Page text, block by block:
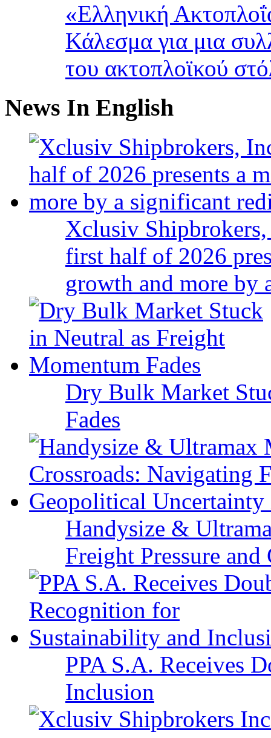
«Ελληνική
Κάλεσμα για μια
του ακτοπλοϊκού
News In English
Xclusiv
first half of 2026
growth and more
Dry Bulk Market
Fades
Handysize &
Freight Pressure
PPA S.A. Receives
Inclusion